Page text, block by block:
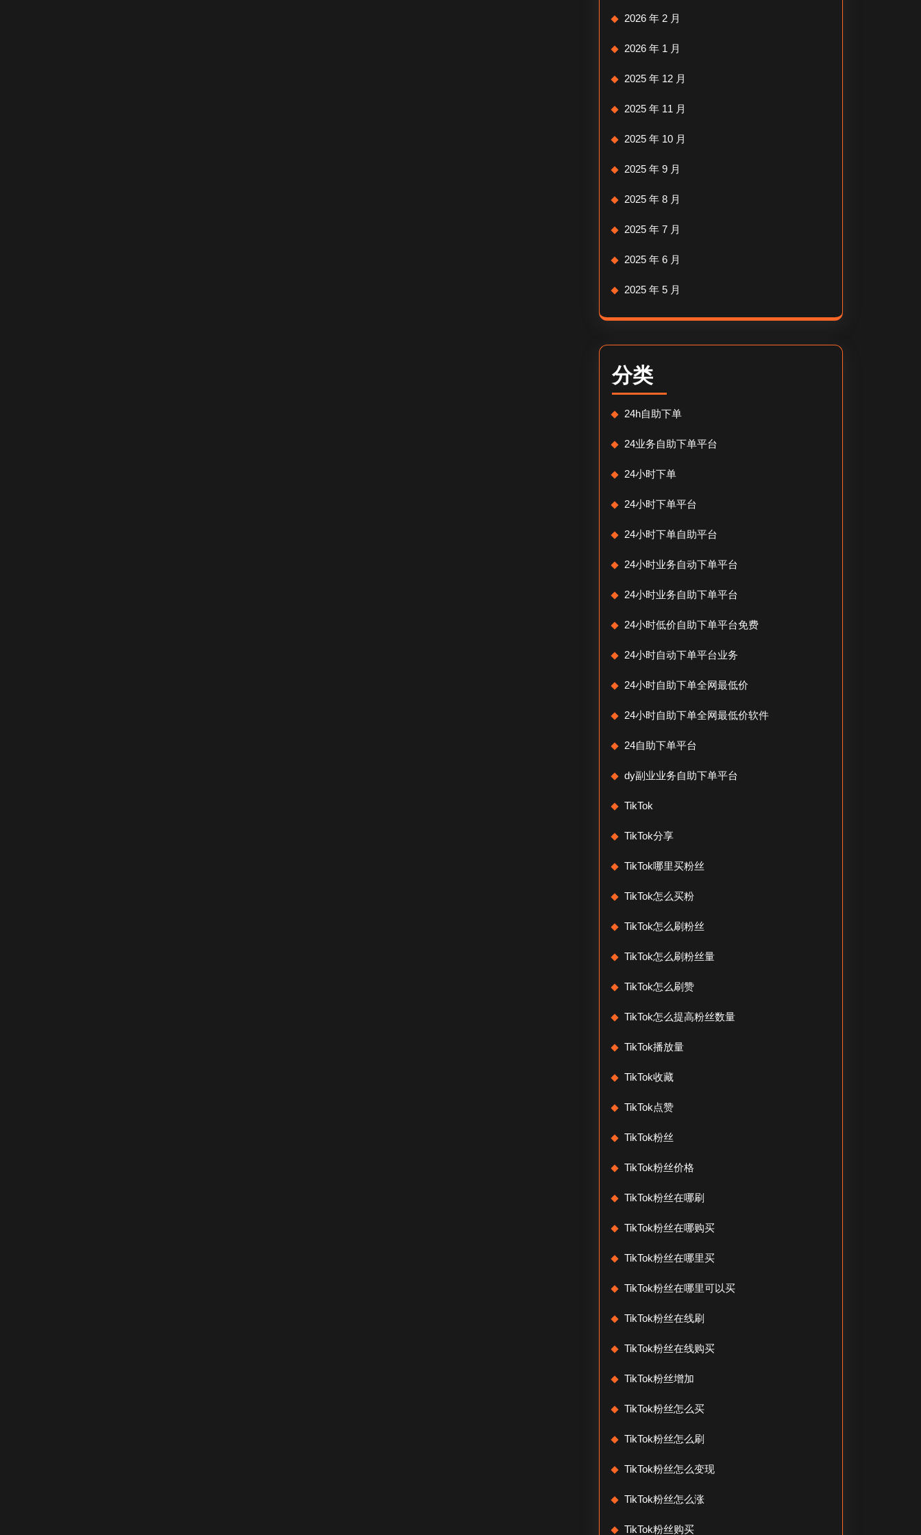
2026 年 2 月
2026 年 1 月
2025 年 12 月
2025 年 11 月
2025 年 10 月
2025 年 9 月
2025 年 8 月
2025 年 7 月
2025 年 6 月
2025 年 5 月
分类
24h自助下单
24业务自助下单平台
24小时下单
24小时下单平台
24小时下单自助平台
24小时业务自动下单平台
24小时业务自助下单平台
24小时低价自助下单平台免费
24小时自动下单平台业务
24小时自助下单全网最低价
24小时自助下单全网最低价软件
24自助下单平台
dy副业业务自助下单平台
TikTok
TikTok分享
TikTok哪里买粉丝
TikTok怎么买粉
TikTok怎么刷粉丝
TikTok怎么刷粉丝量
TikTok怎么刷赞
TikTok怎么提高粉丝数量
TikTok播放量
TikTok收藏
TikTok点赞
TikTok粉丝
TikTok粉丝价格
TikTok粉丝在哪刷
TikTok粉丝在哪购买
TikTok粉丝在哪里买
TikTok粉丝在哪里可以买
TikTok粉丝在线刷
TikTok粉丝在线购买
TikTok粉丝增加
TikTok粉丝怎么买
TikTok粉丝怎么刷
TikTok粉丝怎么变现
TikTok粉丝怎么涨
TikTok粉丝购买